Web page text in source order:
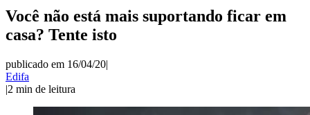
Você não está mais suportando ficar em
casa? Tente isto
publicado em 16/04/20|
Edifa
|2 min de leitura